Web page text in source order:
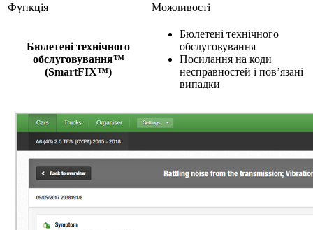
Функція Можливості
Бюлетені технічного
обслуговування™
(SmartFIX™)
Бюлетені технічного
обслуговування
Посилання на коди
несправностей і пов’язані
випадки